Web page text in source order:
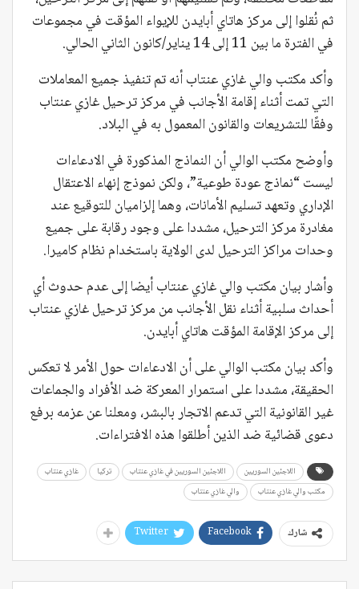
ثم نُقلوا إلى مركز هاتاي أبايدن للإيواء المؤقت في مجموعات
في الفترة ما بين 11 إلى 14 يناير/كانون الثاني الحالي.
وأكد مكتب والي غازي عنتاب أنه تم تنفيذ جميع المعاملات
التي تمت أثناء إقامة الأجانب في مركز ترحيل غازي عنتاب
وفقًا للتشريعات والقانون المعمول به في البلاد.
وأوضح مكتب الوالي أن النماذج المذكورة في الادعاءات
ليست “نماذج عودة طوعية”، ولكن نموذج إنهاء الاعتقال
الإداري وتعهد تسليم الأمانات، وهما إلزاميان للتوقيع عند
مغادرة مركز الترحيل، مشددا على وجود رقابة على جميع
وحدات مراكز الترحيل لدى الولاية باستخدام نظام كاميرا.
وأشار بيان مكتب والي غازي عنتاب أيضا إلى عدم حدوث أي
أحداث سلبية أثناء نقل الأجانب من مركز ترحيل غازي عنتاب
إلى مركز الإقامة المؤقت هاتاي أبايدن.
وأكد بيان مكتب الوالي على أن الادعاءات حول الأمر لا تعكس
الحقيقة، مشددا على استمرار المعركة ضد الأفراد والجماعات
غير القانونية التي تدعم الاتجار بالبشر، ومعلنا عن عزمه برفع
دعوى قضائية ضد الذين أطلقوا هذه الافتراءات.
اللاجئين السوريين اللاجئين السوريين في غازي عنتاب تركيا
غازي عنتاب
مكتب والي غازي عنتاب
والي غازي عنتاب
شارك Facebook
Twitter